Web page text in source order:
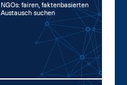
NGOs: fai­ren, fak­ten­ba­sier­ten
Aus­tausch su­chen